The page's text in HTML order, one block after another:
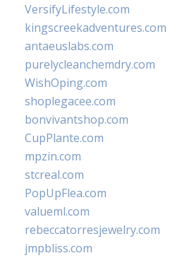
VersifyLifestyle.com
kingscreekadventures.com
antaeuslabs.com
purelycleanchemdry.com
WishOping.com
shoplegacee.com
bonvivantshop.com
CupPlante.com
mpzin.com
stcreal.com
PopUpFlea.com
valueml.com
rebeccatorresjewelry.com
jmpbliss.com